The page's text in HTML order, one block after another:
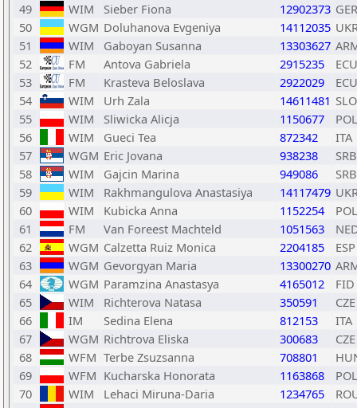
49
WIM Sieber Fiona 12902373 GER
50
WGM Doluhanova Evgeniya 14112035
51
WIM Gaboyan Susanna 13303627
52
FM Antova Gabriela 2915235
ECU
53
FM Krasteva Beloslava 2922029
ECU
54
WIM Urh Zala 14611481 SLO
55
WIM Sliwicka Alicja 1150677
POL
56
WIM Gueci Tea 872342
ITA
57
WGM Eric Jovana 938238
SRB
58
WIM Gajcin Marina 949086
SRB
59
WIM Rakhmangulova Anastasiya 14117479
60
WIM Kubicka Anna 1152254
POL
61
FM Van Foreest Machteld 1051563
62
WGM Calzetta Ruiz Monica 2204185
ESP
63
WGM Gevorgyan Maria 13300270
64
WGM Paramzina Anastasya 4165012
FID
65
WIM Richterova Natasa 350591
CZE
66
IM Sedina Elena 812153
ITA
67
WGM Richtrova Eliska 300683
CZE
68
WFM Terbe Zsuzsanna 708801
69
WFM Kucharska Honorata 1163868
POL
70
WIM Lehaci Miruna-Daria 1234765